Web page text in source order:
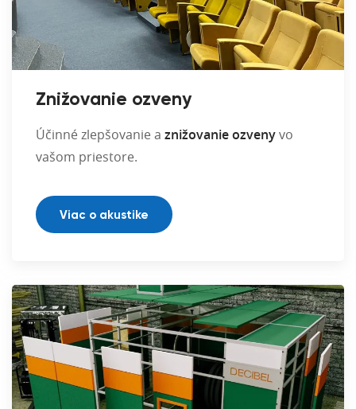
Znižovanie ozveny
Účinné zlepšovanie a znižovanie ozvenyvo
vašom priestore.
Viac o akustike